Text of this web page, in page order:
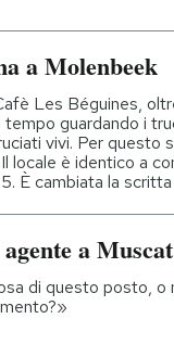
a Molenbeek
Les Béguines,
guardando i
vivi. Per questo
locale è identico a
È cambiata la scritta
a Muscat
di questo posto, o